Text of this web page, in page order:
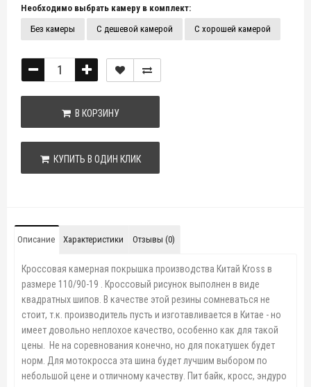
Необходимо выбрать камеру в комплект:
Без камеры
С дешевой камерой С хорошей камерой
В КОРЗИНУ
КУПИТЬ В ОДИН КЛИК
Описание Характеристики Отзывы (0)
Кроссовая камерная покрышка производства Китай Kross в
размере 110/90-19 . Кроссовый рисунок выполнен в виде
квадратных шипов. В качестве этой резины сомневаться не
стоит, т.к. производитель пусть и изготавливается в Китае - но
имеет довольно неплохое качество, особенно как для такой
цены. Не на соревнования конечно, но для покатушек будет
норм. Для мотокросса эта шина будет лучшим выбором по
небольшой цене и отличному качеству. Пит байк, кросс, эндуро